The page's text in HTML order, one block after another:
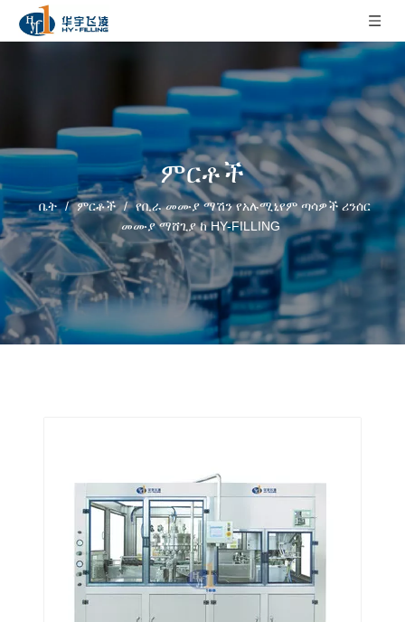
ምርቶች
ቤት / ምርቶች / የቢራ መሙያ ማሽን የአሉሚኒየም ጣሳዎች ሪንሰር
መሙያ ማሸጊያ ከ HY-FILLING